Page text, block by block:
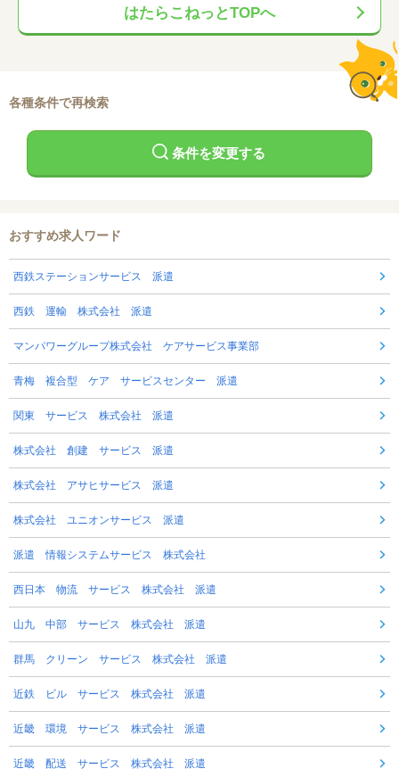
はたらこねっとTOPへ
各種条件で再検索
条件を変更する
おすすめ求人ワード
西鉄ステーションサービス 派遣
西鉄 運輸 株式会社 派遣
マンパワーグループ株式会社 ケアサービス事業部
青梅 複合型 ケア サービスセンター 派遣
関東 サービス 株式会社 派遣
株式会社 創建 サービス 派遣
株式会社 アサヒサービス 派遣
株式会社 ユニオンサービス 派遣
派遣 情報システムサービス 株式会社
西日本 物流 サービス 株式会社 派遣
山九 中部 サービス 株式会社 派遣
群馬 クリーン サービス 株式会社 派遣
近鉄 ビル サービス 株式会社 派遣
近畿 環境 サービス 株式会社 派遣
近畿 配送 サービス 株式会社 派遣